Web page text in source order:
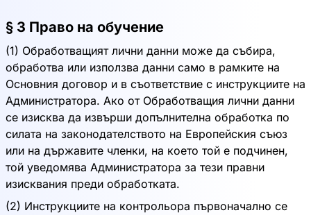
§ 3 Право на обучение
(1) Обработващият лични данни може да събира,
обработва или използва данни само в рамките на
Основния договор и в съответствие с инструкциите на
Администратора. Ако от Обработващия лични данни
се изисква да извърши допълнителна обработка по
силата на законодателството на Европейския съюз
или на държавите членки, на което той е подчинен,
той уведомява Администратора за тези правни
изисквания преди обработката.
(2) Инструкциите на контрольора първоначално се